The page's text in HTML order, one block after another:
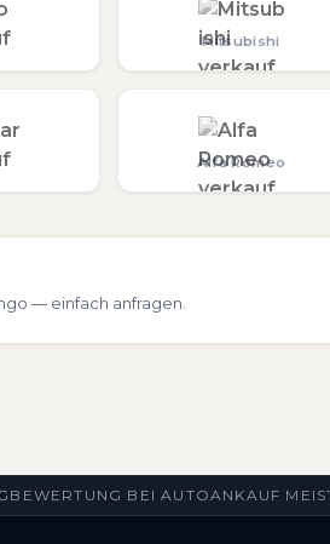
Mitsubishi
Alfa Romeo
— einfach anfragen.
BEI AUTOANKAUF